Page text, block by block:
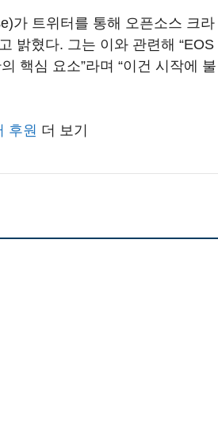
가 트위터를 통해 오픈소스 크라
밝혔다. 그는 이와 관련해 “EOS
핵심 요소”라며 “이건 시작에 불
후원 더 보기